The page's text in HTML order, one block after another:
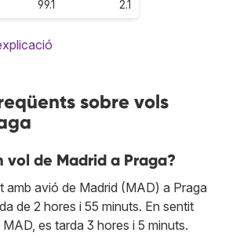
99.1 2.1
sobre vols
vol de Madrid a Praga?
amb avió de Madrid (MAD) a Praga
de 2 hores i 55 minuts. En sentit
es tarda 3 hores i 5 minuts.